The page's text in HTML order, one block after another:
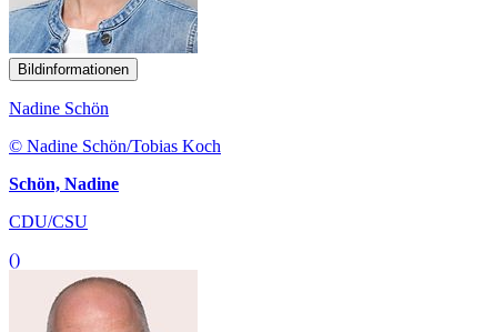
Bildinformationen
Nadine Schön
© Nadine Schön/Tobias Koch
Schön, Nadine
CDU/CSU
()